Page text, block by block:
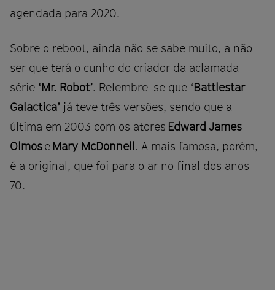
agendada para 2020.
Sobre o reboot, ainda não se sabe muito, a não
ser que terá o cunho do criador da aclamada
série ‘Mr. Robot’. Relembre-se que ‘Battlestar
Galactica’ já teve três versões, sendo que a
última em 2003 com os atores Edward James
Olmose Mary McDonnell . A mais famosa, porém,
é a original, que foi para o ar no final dos anos
70.